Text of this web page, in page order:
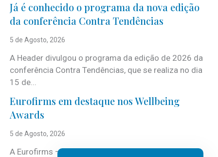
Já é conhecido o programa da nova edição
da conferência Contra Tendências
5 de Agosto, 2026
A Header divulgou o programa da edição de 2026 da
conferência Contra Tendências, que se realiza no dia
15 de...
Eurofirms em destaque nos Wellbeing
Awards
5 de Agosto, 2026
A Eurofirms – People first está de regresso aos